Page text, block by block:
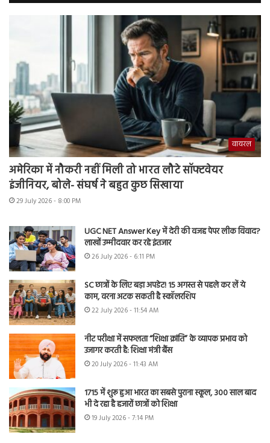
वायरल
अमेरिका में नौकरी नहीं मिली तो भारत लौटे सॉफ्टवेयर
इंजीनियर, बोले- संघर्ष ने बहुत कुछ सिखाया
29 July 2026 - 8:00 PM
UGC NET Answer Key में देरी की वजह पेपर लीक विवाद?
लाखों उम्मीदवार कर रहे इंतजार
26 July 2026 - 6:11 PM
SC छात्रों के लिए बड़ा अपडेट! 15 अगस्त से पहले कर लें ये
काम, वरना अटक सकती है स्कॉलरशिप
22 July 2026 - 11:54 AM
नीट परीक्षा में सफलता “शिक्षा क्रांति” के व्यापक प्रभाव को
उजागर करती है: शिक्षा मंत्री बैंस
20 July 2026 - 11:43 AM
1715 में शुरू हुआ भारत का सबसे पुराना स्कूल, 300 साल बाद
भी दे रहा है हजारों छात्रों को शिक्षा
19 July 2026 - 7:14 PM